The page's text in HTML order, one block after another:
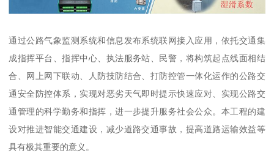
通过公路气象监测系统和信息发布系统联网接入应用，依托交通集
成指挥平台、指挥中心、执法服务站、民警，将构筑起点线面相结
合、网上网下联动、人防技防结合、打防控管一体化运作的公路交
通安全防控体系，实现对恶劣天气即时提示快速应对、实现公路交
通管理的科学勤务和指挥，进一步提升服务社会公众。本工程的建
设对推进智能交通建设，减少道路交通事故，提高道路运输效益等
具有极其重要的意义。